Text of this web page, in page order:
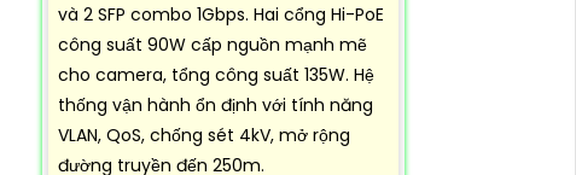
và 2 SFP combo 1Gbps. Hai cổng Hi-PoE
công suất 90W cấp nguồn mạnh mẽ
cho camera, tổng công suất 135W. Hệ
thống vận hành ổn định với tính năng
VLAN, QoS, chống sét 4kV, mở rộng
đường truyền đến 250m.